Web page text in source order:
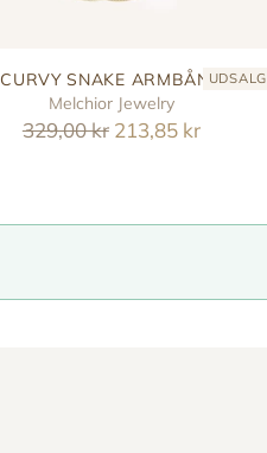
CURVY SNAKE ARMBÅNDUDSALG
Melchior Jewelry
Reguler
329,00 kr 213,85 kr